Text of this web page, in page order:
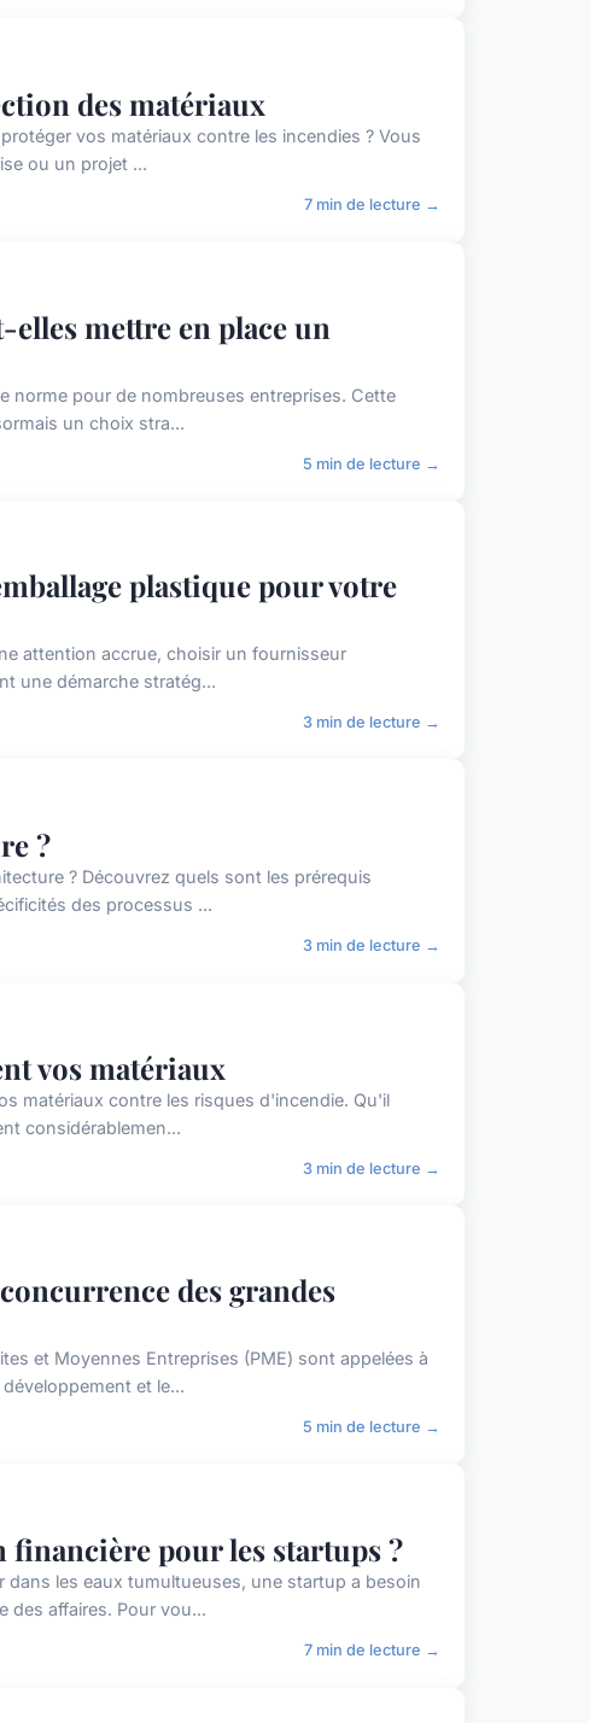
des matériaux
vos matériaux contre les incendies ? Vous
ou un projet ...
7 min de lecture →
mettre en place un
norme pour de nombreuses entreprises. Cette
un choix stra...
5 min de lecture →
plastique pour votre
attention accrue, choisir un fournisseur
une démarche stratég...
3 min de lecture →
?
? Découvrez quels sont les prérequis
des processus ...
3 min de lecture →
vos matériaux
matériaux contre les risques d'incendie. Qu'il
considérablemen...
3 min de lecture →
des grandes
et Moyennes Entreprises (PME) sont appelées à
et le...
5 min de lecture →
pour les startups ?
les eaux tumultueuses, une startup a besoin
des affaires. Pour vou...
7 min de lecture →